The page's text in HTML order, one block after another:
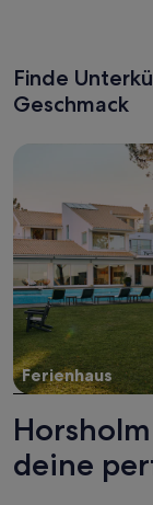
Finde
Geschmack
Ferienhaus
Suche nach
deine